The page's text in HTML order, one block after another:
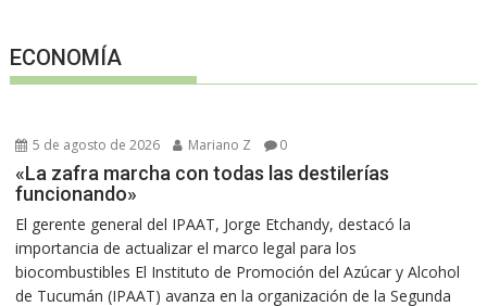
ECONOMÍA
5 de agosto de 2026 Mariano Z 0
«La zafra marcha con todas las destilerías
funcionando»
El gerente general del IPAAT, Jorge Etchandy, destacó la
importancia de actualizar el marco legal para los
biocombustibles El Instituto de Promoción del Azúcar y Alcohol
de Tucumán (IPAAT) avanza en la organización de la Segunda